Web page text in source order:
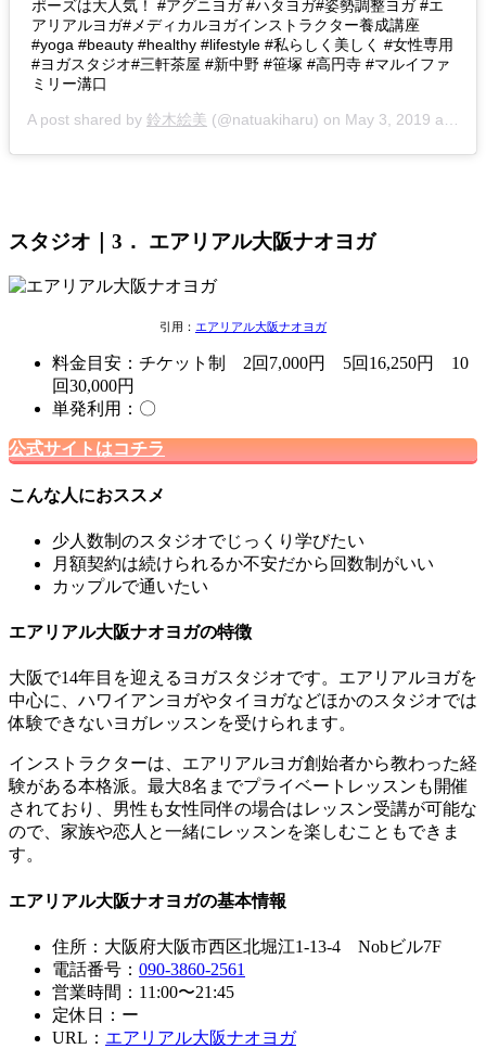
ポーズは大人気！ #アグニヨガ #ハタヨガ#姿勢調整ヨガ #エ
アリアルヨガ#メディカルヨガインストラクター養成講座
#yoga #beauty #healthy #lifestyle #私らしく美しく #女性専用
#ヨガスタジオ#三軒茶屋 #新中野 #笹塚 #高円寺 #マルイファ
ミリー溝口
A post shared by 鈴木絵美 (@natuakiharu) on May 3, 2019 at 3:31am PDT
スタジオ｜3． エアリアル大阪ナオヨガ
引用： エアリアル大阪ナオヨガ
料金目安：チケット制 2回7,000円 5回16,250円 10
回30,000円
単発利用：〇
公式サイトはコチラ
こんな人におススメ
少人数制のスタジオでじっくり学びたい
月額契約は続けられるか不安だから回数制がいい
カップルで通いたい
エアリアル大阪ナオヨガの特徴
大阪で14年目を迎えるヨガスタジオです。エアリアルヨガを
中心に、ハワイアンヨガやタイヨガなどほかのスタジオでは
体験できないヨガレッスンを受けられます。
インストラクターは、エアリアルヨガ創始者から教わった経
験がある本格派。最大8名までプライベートレッスンも開催
されており、男性も女性同伴の場合はレッスン受講が可能な
ので、 家族や恋人と一緒にレッスンを楽しむこともできま
す。
エアリアル大阪ナオヨガの基本情報
住所：大阪府大阪市西区北堀江1-13-4 Nobビル7F
電話番号： 090-3860-2561
営業時間：11:00〜21:45
定休日：ー
URL： エアリアル大阪ナオヨガ